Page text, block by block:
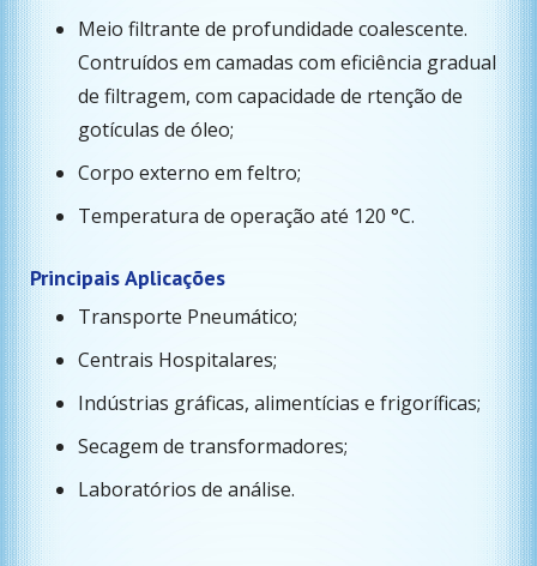
Meio filtrante de profundidade coalescente.
Contruídos em camadas com eficiência gradual
de filtragem, com capacidade de rtenção de
gotículas de óleo;
Corpo externo em feltro;
Temperatura de operação até 120 °C.
Principais Aplicações
Transporte Pneumático;
Centrais Hospitalares;
Indústrias gráficas, alimentícias e frigoríficas;
Secagem de transformadores;
Laboratórios de análise.